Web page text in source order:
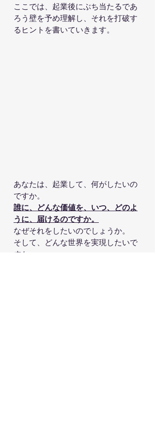
ここでは、起業後にぶち当たるであ
ろう壁を予め理解し、それを打破す
るヒントを書いていきます。
あなたは、起業して、何がしたいの
ですか。
誰に、どんな価値を、いつ、どのよ
うに、届けるのですか。
なぜそれをしたいのでしょうか。
そして、どんな世界を実現したいで
すか。